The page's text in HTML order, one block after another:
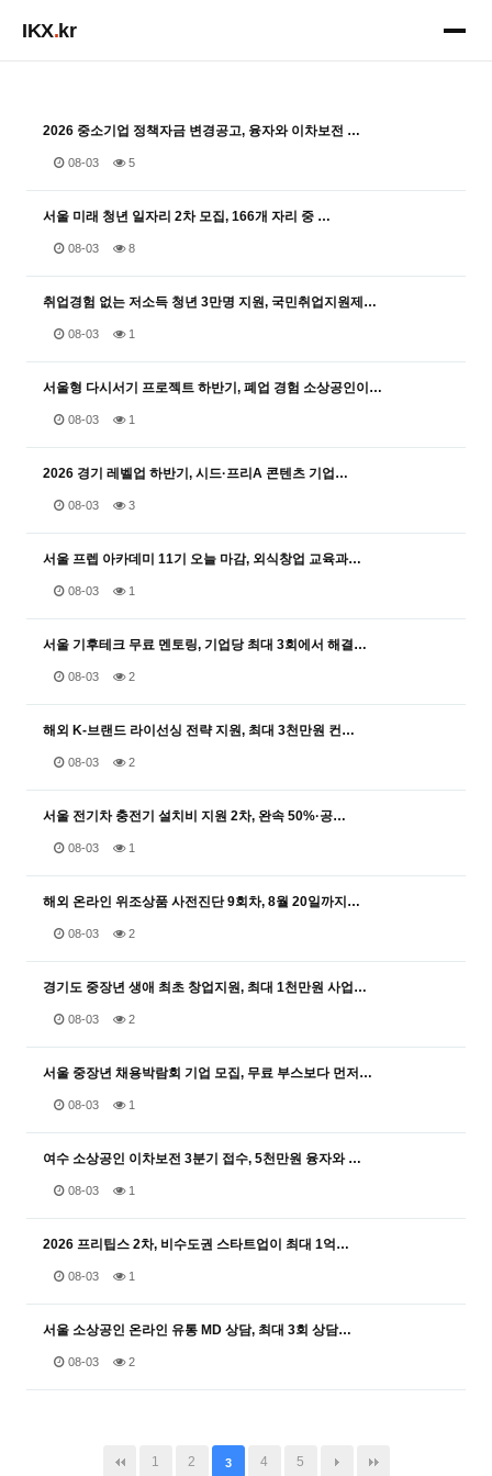
IKX.kr
2026 중소기업 정책자금 변경공고, 융자와 이차보전 …
08-03 5
서울 미래 청년 일자리 2차 모집, 166개 자리 중 …
08-03 8
취업경험 없는 저소득 청년 3만명 지원, 국민취업지원제…
08-03 1
서울형 다시서기 프로젝트 하반기, 폐업 경험 소상공인이…
08-03 1
2026 경기 레벨업 하반기, 시드·프리A 콘텐츠 기업…
08-03 3
서울 프렙 아카데미 11기 오늘 마감, 외식창업 교육과…
08-03 1
서울 기후테크 무료 멘토링, 기업당 최대 3회에서 해결…
08-03 2
해외 K-브랜드 라이선싱 전략 지원, 최대 3천만원 컨…
08-03 2
서울 전기차 충전기 설치비 지원 2차, 완속 50%·공…
08-03 1
해외 온라인 위조상품 사전진단 9회차, 8월 20일까지…
08-03 2
경기도 중장년 생애 최초 창업지원, 최대 1천만원 사업…
08-03 2
서울 중장년 채용박람회 기업 모집, 무료 부스보다 먼저…
08-03 1
여수 소상공인 이차보전 3분기 접수, 5천만원 융자와 …
08-03 1
2026 프리팁스 2차, 비수도권 스타트업이 최대 1억…
08-03 1
서울 소상공인 온라인 유통 MD 상담, 최대 3회 상담…
08-03 2
1 2 3 4 5